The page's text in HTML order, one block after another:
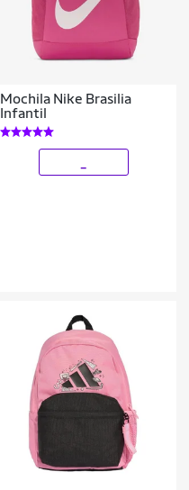
Mochila Nike Brasilia
Infantil